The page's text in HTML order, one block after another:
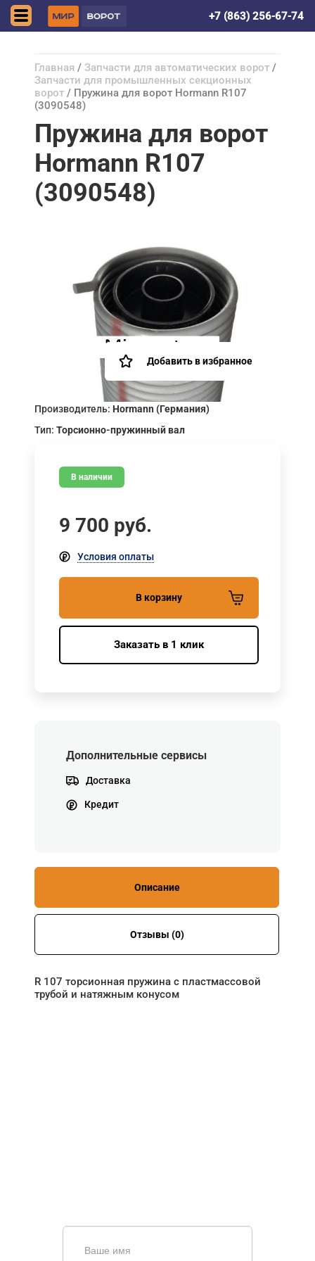
+7 (863) 256-67-74
Главная / Запчасти для автоматических ворот /
Запчасти для промышленных секционных
ворот / Пружина для ворот Hormann R107
(3090548)
Пружина для ворот
Hormann R107
(3090548)
Добавить в избранное
Производитель: Hormann (Германия)
Тип: Торсионно-пружинный вал
В наличии
9 700 руб.
Условия оплаты
В корзину
Заказать в 1 клик
Дополнительные сервисы
Доставка
Кредит
Описание
Отзывы (0)
R 107 торсионная пружина с пластмассовой
трубой и натяжным конусом